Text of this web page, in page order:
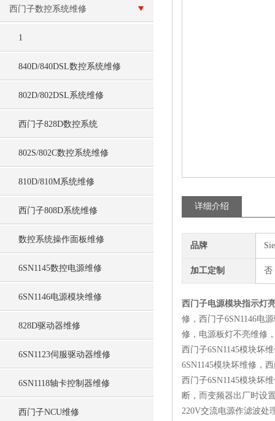
西门子数控系统维修
1
840D/840DSL数控系统维修
802D/802DSL系统维修
西门子828D数控系统
802S/802C数控系统维修
810D/810M系统维修
西门子808D系统维修
数控系统操作面板维修
6SN1145数控电源维修
6SN1146电源模块维修
828D驱动器维修
6SN1123伺服驱动器维修
6SN1118轴卡控制器维修
西门子NCU维修
详细介绍
品牌
加工定制 否
西门子电源模块指示灯
修，西门子6SN1146电
修，电源板灯不亮维修
西门子6SN1145模块坏
6SN1145模块坏维修，
西门子6SN1145模块坏
断，而变频器出厂时设
220V交流电源作滤波处